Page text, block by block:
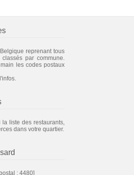
reprenant tous
par commune.
les codes postaux
liste des restaurants,
dans votre quartier.
: 4480]